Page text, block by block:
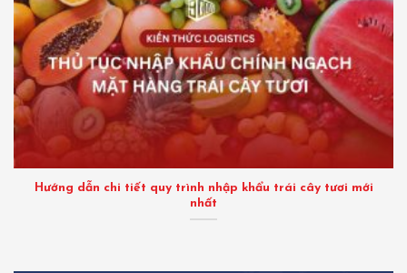
Hướng dẫn chi tiết quy trình nhập khẩu trái cây tươi mới
nhất